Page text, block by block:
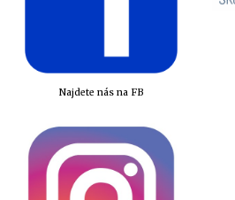
Najdete nás na FB